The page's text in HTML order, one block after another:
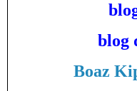
blog
Boaz